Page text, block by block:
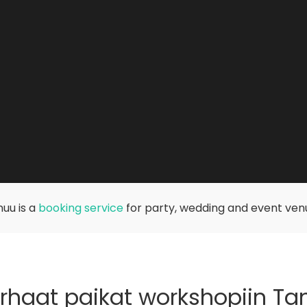
is a booking servicefor party, wedding and event
paikat workshopiin